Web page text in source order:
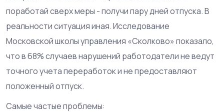
поработай сверх меры - получи пару дней отпуска. В
реальности ситуация иная. Исследование
Московской школы управления «Сколково» показало,
что в 68% случаев нарушений работодатели не ведут
точного учета переработок и не предоставляют
положенный отпуск.
Самые частые проблемы: